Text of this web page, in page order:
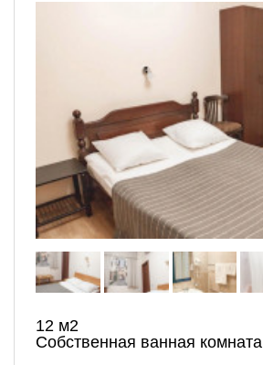
12 м2
Собственная ванная комната